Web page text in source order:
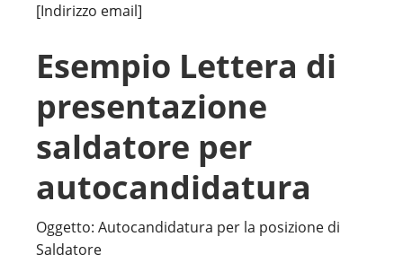
[Indirizzo email]
Esempio Lettera di
presentazione
saldatore per
autocandidatura
Oggetto: Autocandidatura per la posizione di
Saldatore